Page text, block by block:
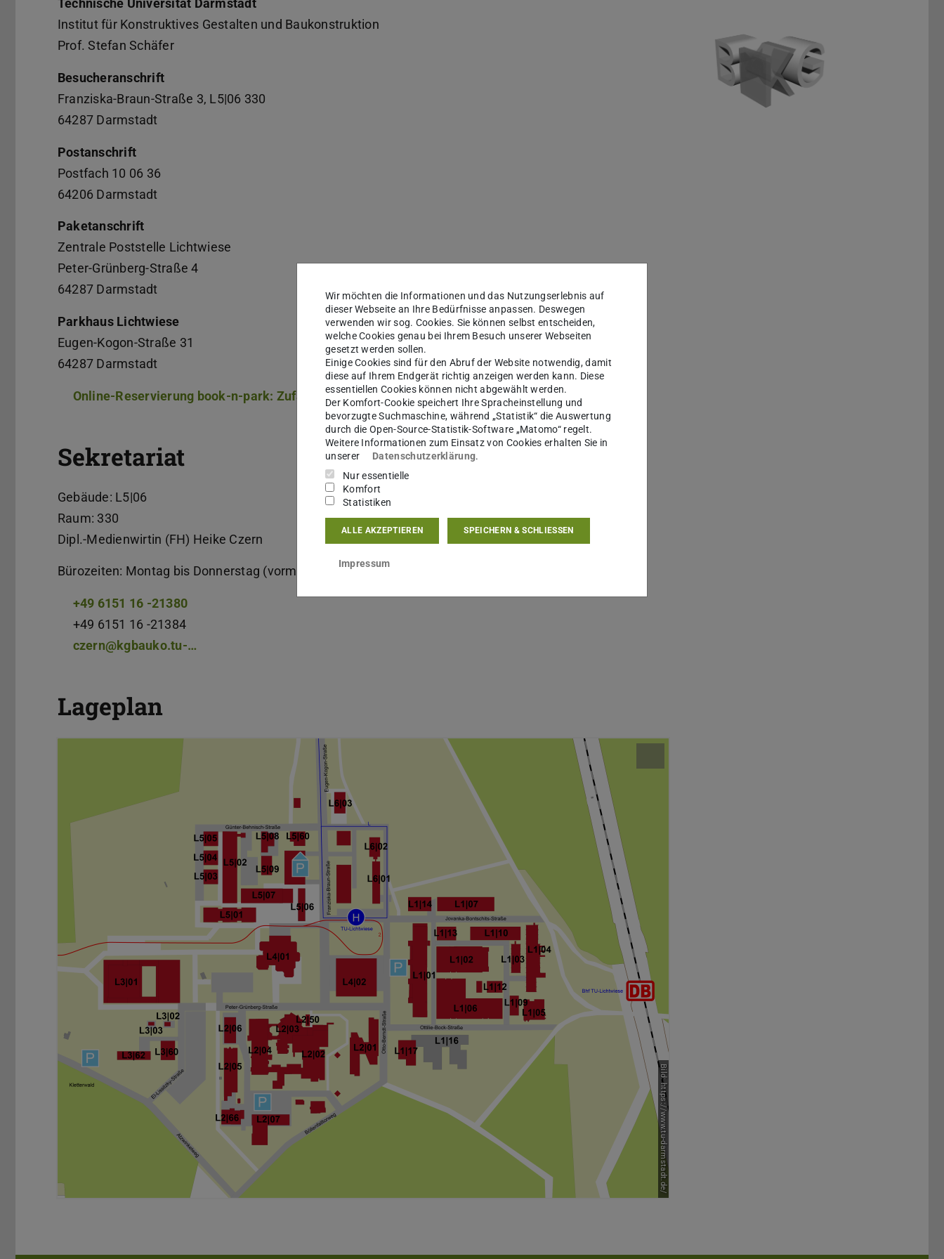
Technische Universität Darmstadt
Institut für Konstruktives Gestalten und Baukonstruktion
Prof. Stefan Schäfer
Besucheranschrift
Franziska-Braun-Straße 3, L5|06 330
64287 Darmstadt
Postanschrift
Postfach 10 06 36
64206 Darmstadt
Paketanschrift
Zentrale Poststelle Lichtwiese
Peter-Grünberg-Straße 4
64287 Darmstadt
Parkhaus Lichtwiese
Eugen-Kogon-Straße 31
64287 Darmstadt
Online-Reservierung book-n-park: Zufahrt zum Parkhaus(PDF-Datei)
(wird in neuem Tab geöffnet)
Sekretariat
Gebäude: L5|06
Raum: 330
Dipl.-Medienwirtin (FH) Heike Czern
Bürozeiten: Montag bis Donnerstag (vormittags)
+49 6151 16 -21380
+49 6151 16 -21384
czern@kgbauko.tu-…
Lageplan
Bild: https://www.tu-darmstadt.de/
Wir möchten die Informationen und das Nutzungserlebnis auf
dieser Webseite an Ihre Bedürfnisse anpassen. Deswegen
verwenden wir sog. Cookies. Sie können selbst entscheiden,
welche Cookies genau bei Ihrem Besuch unserer Webseiten
gesetzt werden sollen.
Einige Cookies sind für den Abruf der Website notwendig, damit
diese auf Ihrem Endgerät richtig anzeigen werden kann. Diese
essentiellen Cookies können nicht abgewählt werden.
Der Komfort-Cookie speichert Ihre Spracheinstellung und
bevorzugte Suchmaschine, während „Statistik“ die Auswertung
durch die Open-Source-Statistik-Software „Matomo“ regelt.
Weitere Informationen zum Einsatz von Cookies erhalten Sie in
unserer
Datenschutzerklärung.
Nur essentielle
Komfort
Statistiken
ALLE AKZEPTIEREN SPEICHERN & SCHLIESSEN
Impressum